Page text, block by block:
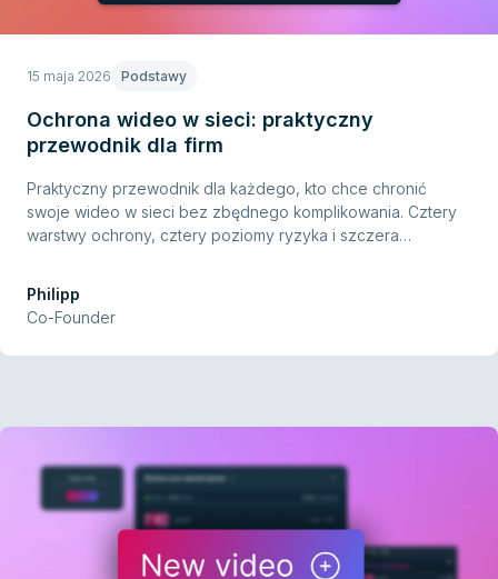
15 maja 2026 Podstawy
Ochrona wideo w sieci: praktyczny
przewodnik dla firm
Praktyczny przewodnik dla każdego, kto chce chronić
swoje wideo w sieci bez zbędnego komplikowania. Cztery
warstwy ochrony, cztery poziomy ryzyka i szczera
Philipp
Co-Founder